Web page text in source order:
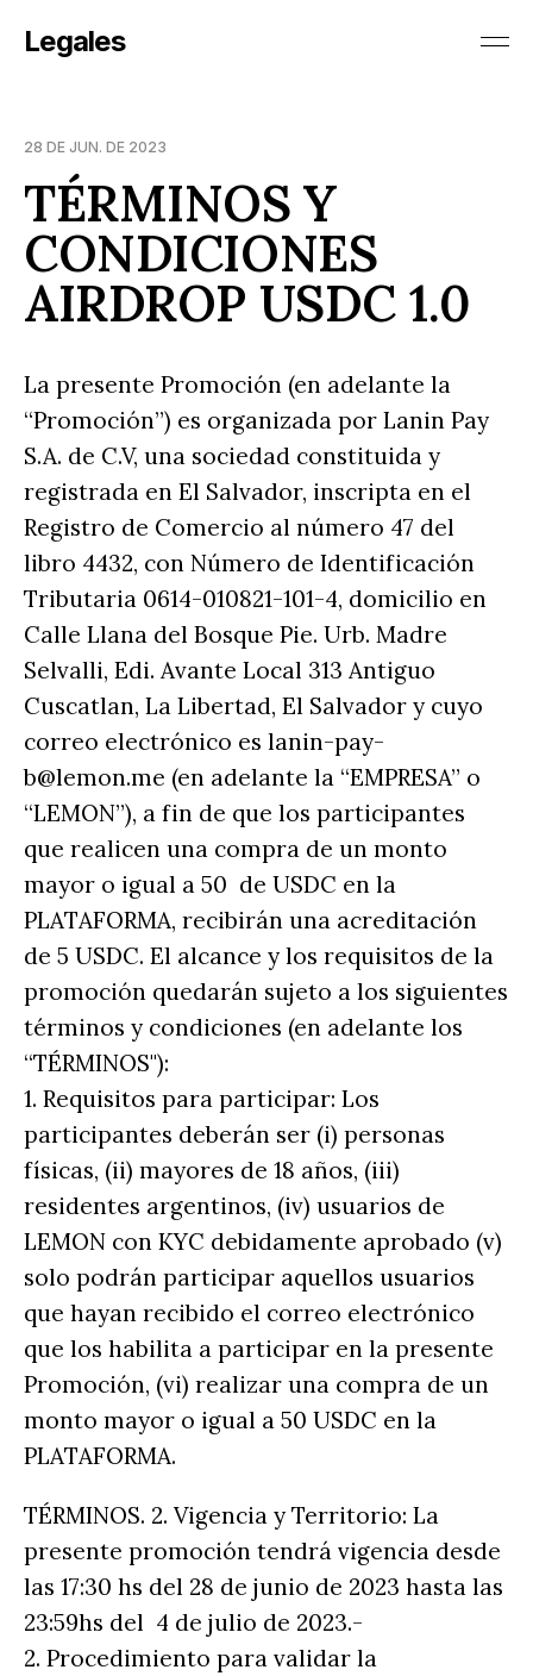
Legales
28 DE JUN. DE 2023
TÉRMINOS Y
CONDICIONES
AIRDROP USDC 1.0
La presente Promoción (en adelante la
“Promoción”) es organizada por Lanin Pay
S.A. de C.V, una sociedad constituida y
registrada en El Salvador, inscripta en el
Registro de Comercio al número 47 del
libro 4432, con Número de Identificación
Tributaria 0614-010821-101-4, domicilio en
Calle Llana del Bosque Pie. Urb. Madre
Selvalli, Edi. Avante Local 313 Antiguo
Cuscatlan, La Libertad, El Salvador y cuyo
correo electrónico es lanin-pay-
b@lemon.me (en adelante la “EMPRESA” o
“LEMON”), a fin de que los participantes
que realicen una compra de un monto
mayor o igual a 50 de USDC en la
PLATAFORMA, recibirán una acreditación
de 5 USDC. El alcance y los requisitos de la
promoción quedarán sujeto a los siguientes
términos y condiciones (en adelante los
“TÉRMINOS"):
1. Requisitos para participar: Los
participantes deberán ser (i) personas
físicas, (ii) mayores de 18 años, (iii)
residentes argentinos, (iv) usuarios de
LEMON con KYC debidamente aprobado (v)
solo podrán participar aquellos usuarios
que hayan recibido el correo electrónico
que los habilita a participar en la presente
Promoción, (vi) realizar una compra de un
monto mayor o igual a 50 USDC en la
PLATAFORMA.
TÉRMINOS. 2. Vigencia y Territorio: La
presente promoción tendrá vigencia desde
las 17:30 hs del 28 de junio de 2023 hasta las
23:59hs del 4 de julio de 2023.-
2. Procedimiento para validar la